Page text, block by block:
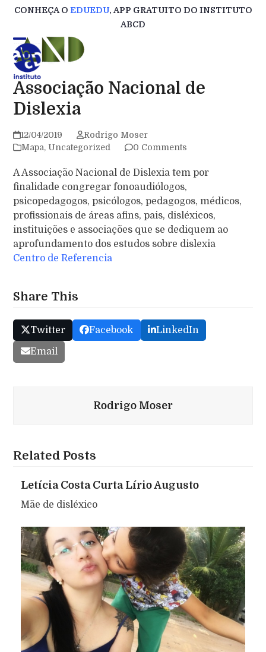
Skip
content
CONHEÇA O EDUEDU, APP GRATUITO DO INSTITUTO
ABCD
Associação Nacional de
Dislexia
12/04/2019
Rodrigo Moser
Mapa, Uncategorized 0 Comments
A Associação Nacional de Dislexia tem por
finalidade congregar fonoaudiólogos,
psicopedagogos, psicólogos, pedagogos, médicos,
profissionais de áreas afins, pais, disléxicos,
instituições e associações que se dediquem ao
aprofundamento dos estudos sobre dislexia
Centro de Referencia
Share This
Twitter Facebook LinkedIn
Email
Rodrigo Moser
Related Posts
Letícia Costa Curta Lírio Augusto
Mãe de disléxico